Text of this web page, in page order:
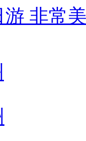
游 非常